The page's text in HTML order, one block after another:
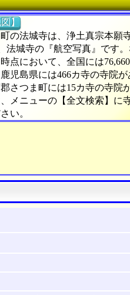
】
の法城寺は、浄土真宗本願
法城寺の『航空写真』です。
点において、全国には
児島県には466カ寺の寺院が
さつま町には15カ寺の寺院
メニューの【全文検索】に
い。